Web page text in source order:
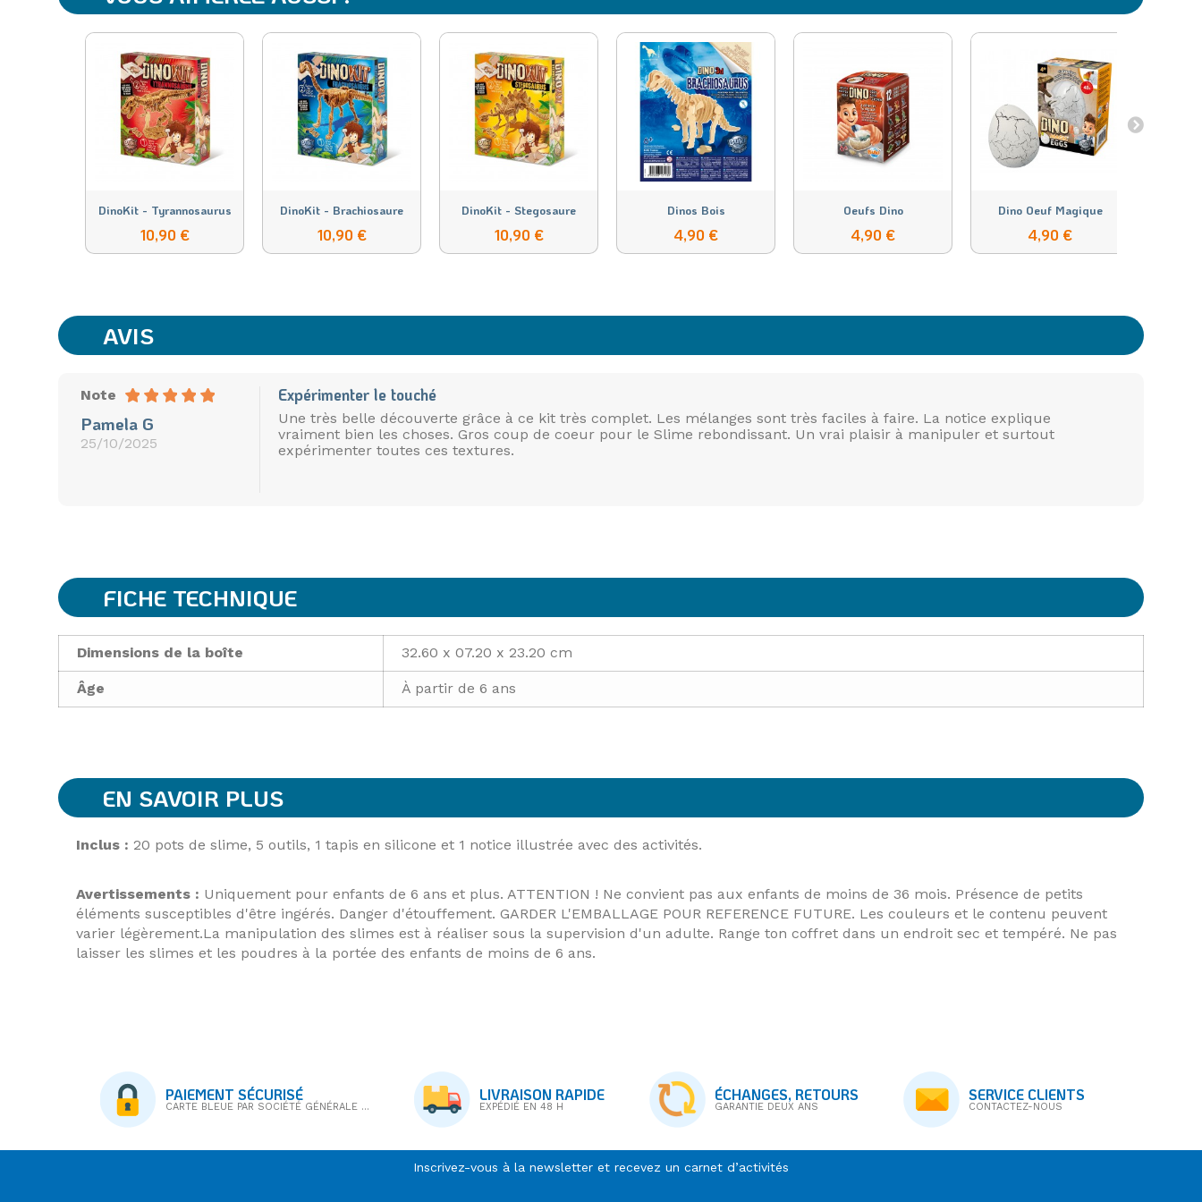
DinoKit - Tyrannosaurus
10,90 €
DinoKit - Brachiosaure
10,90 €
DinoKit - Stegosaure
10,90 €
Dinos Bois
4,90 €
Oeufs Dino
4,90 €
Dino Oeuf Magique
4,90 €
AVIS
Note
Pamela G
25/10/2025
Expérimenter le touché
Une très belle découverte grâce à ce kit très complet. Les mélanges sont très faciles à faire. La notice explique
vraiment bien les choses. Gros coup de coeur pour le Slime rebondissant. Un vrai plaisir à manipuler et surtout
expérimenter toutes ces textures.
FICHE TECHNIQUE
Dimensions de la boîte 32.60 x 07.20 x 23.20 cm
Âge À partir de 6 ans
EN SAVOIR PLUS
Inclus : 20 pots de slime, 5 outils, 1 tapis en silicone et 1 notice illustrée avec des activités.
Avertissements : Uniquement pour enfants de 6 ans et plus. ATTENTION ! Ne convient pas aux enfants de moins de 36 mois. Présence de petits
éléments susceptibles d'être ingérés. Danger d'étouffement. GARDER L'EMBALLAGE POUR REFERENCE FUTURE. Les couleurs et le contenu peuvent
varier légèrement.La manipulation des slimes est à réaliser sous la supervision d'un adulte. Range ton coffret dans un endroit sec et tempéré. Ne pas
laisser les slimes et les poudres à la portée des enfants de moins de 6 ans.
PAIEMENT SÉCURISÉ
CARTE BLEUE PAR SOCIÉTÉ GÉNÉRALE ...
LIVRAISON RAPIDE
EXPÉDIÉ EN 48 H
ÉCHANGES, RETOURS
GARANTIE DEUX ANS
SERVICE CLIENTS
CONTACTEZ-NOUS
Inscrivez-vous à la newsletter et recevez un carnet d’activités